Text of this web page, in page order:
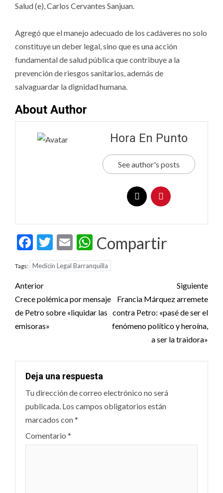
Salud (e), Carlos Cervantes Sanjuan.
Agregó que el manejo adecuado de los cadáveres no solo
constituye un deber legal, sino que es una acción
fundamental de salud pública que contribuye a la
prevención de riesgos sanitarios, además de
salvaguardar la dignidad humana.
About Author
Hora En Punto
See author's posts
Facebook
Twitter
EmailWhatsApp
Compartir
Tags: Medicin Legal Barranquilla
Post
navigation
Anterior
Crece polémica por mensaje
de Petro sobre «liquidar las
emisoras»
Siguiente
Francia Márquez arremete
contra Petro: «pasé de ser el
fenómeno político y heroína,
a ser la traidora»
Deja una respuesta
Tu dirección de correo electrónico no será
publicada. Los campos obligatorios están
marcados con*
Comentario *